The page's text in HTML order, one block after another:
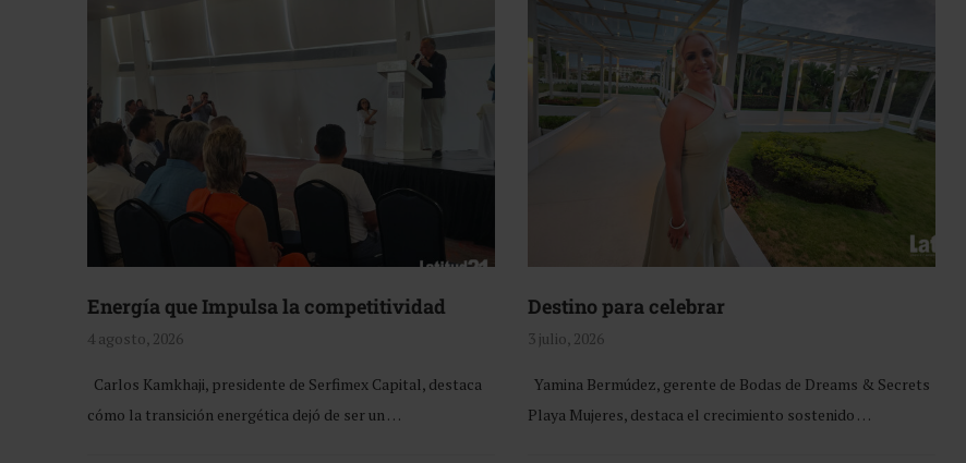
Energía que Impulsa la competitividad
4 agosto, 2026
Carlos Kamkhaji, presidente de Serfimex Capital, destaca
cómo la transición energética dejó de ser un …
Destino para celebrar
3 julio, 2026
Yamina Bermúdez, gerente de Bodas de Dreams & Secrets
Playa Mujeres, destaca el crecimiento sostenido …